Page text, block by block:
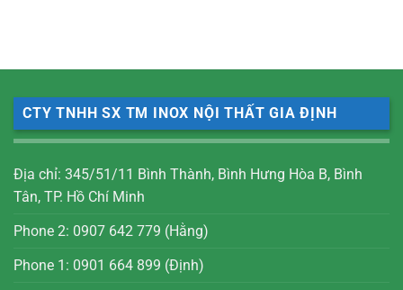
CTY TNHH SX TM INOX NỘI THẤT GIA ĐỊNH
Địa chỉ: 345/51/11 Bình Thành, Bình Hưng Hòa B, Bình
Tân, TP. Hồ Chí Minh
Phone 2: 0907 642 779 (Hằng)
Phone 1: 0901 664 899 (Định)